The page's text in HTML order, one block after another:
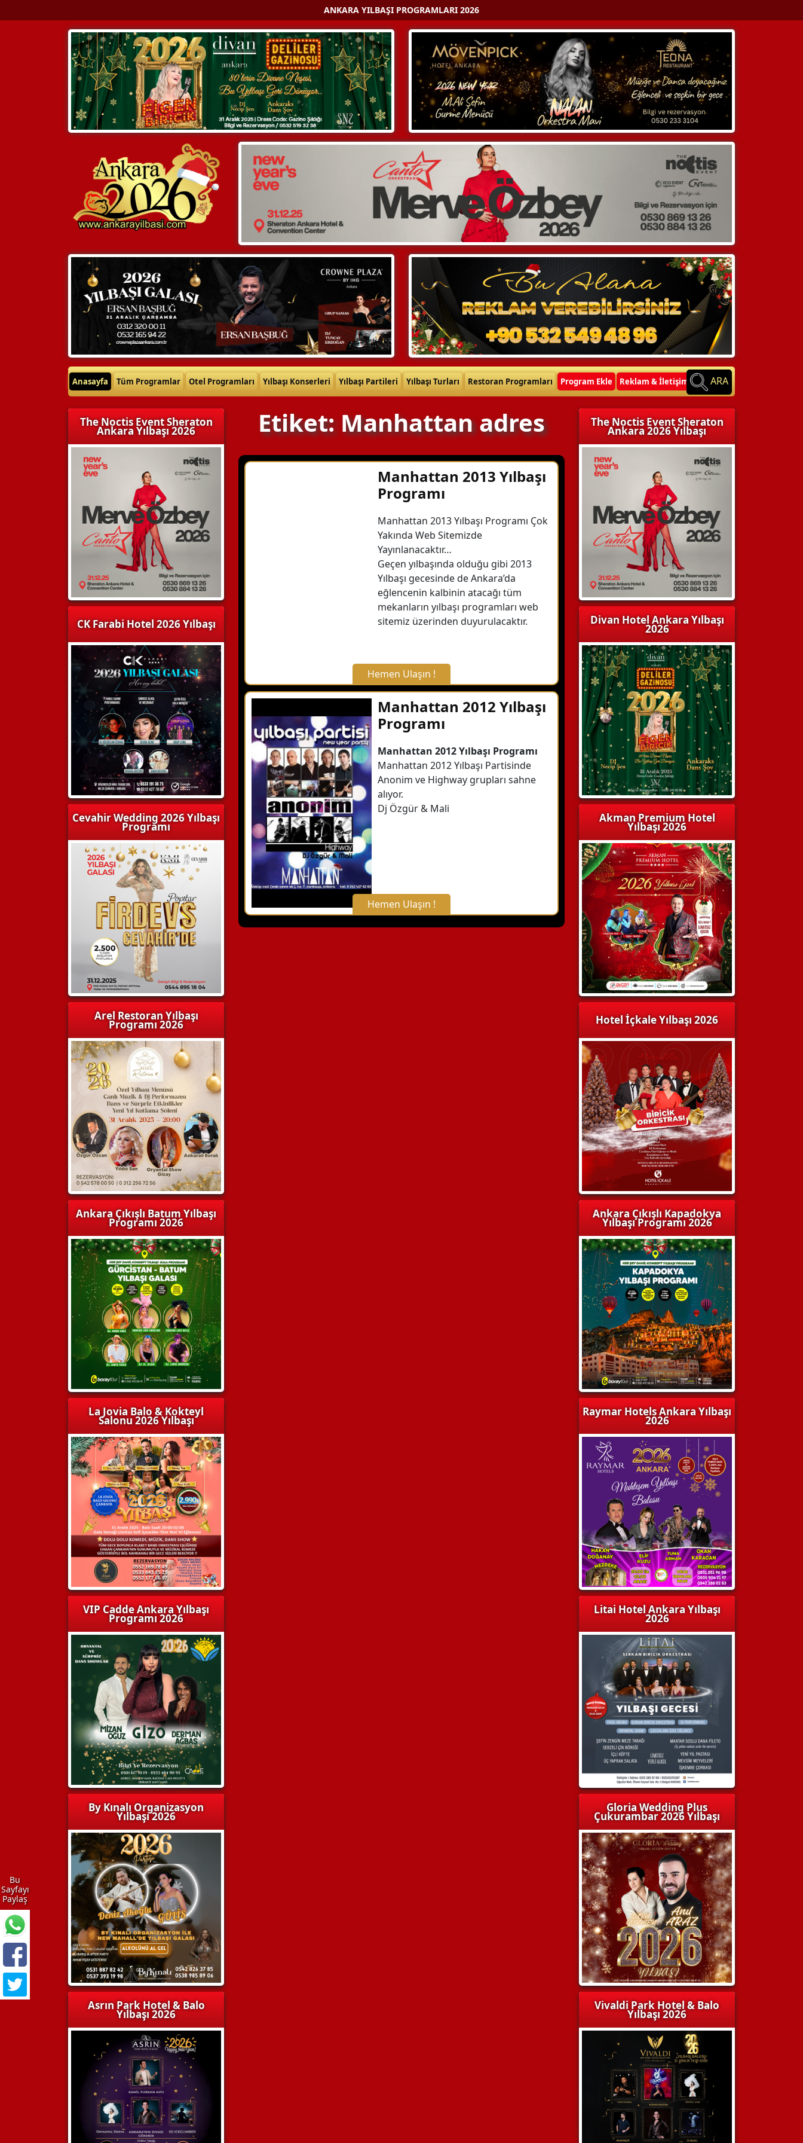
ANKARA YILBAŞI PROGRAMLARI 2026
Anasayfa Tüm Programlar Otel Programları Yılbaşı Konserleri Yılbaşı Partileri Yılbaşı Turları Restoran Programları Program Ekle Reklam & İletişim ARA
The Noctis Event Sheraton
Ankara Yılbaşı 2026
CK Farabi Hotel 2026 Yılbaşı
Cevahir Wedding 2026 Yılbaşı
Programı
Arel Restoran Yılbaşı
Programı 2026
Ankara Çıkışlı Batum Yılbaşı
Programı 2026
La Jovia Balo & Kokteyl
Salonu 2026 Yılbaşı
VIP Cadde Ankara Yılbaşı
Programı 2026
By Kınalı Organizasyon
Yılbaşı 2026
Asrın Park Hotel & Balo
Yılbaşı 2026
Etiket: Manhattan adres
Manhattan 2013 Yılbaşı
Programı
Manhattan 2013 Yılbaşı Programı Çok
Yakında Web Sitemizde
Yayınlanacaktır…
Geçen yılbaşında olduğu gibi 2013
Yılbaşı gecesinde de Ankara’da
eğlencenin kalbinin atacağı tüm
mekanların yılbaşı programları web
sitemiz üzerinden duyurulacaktır.
Hemen Ulaşın !
X Kapat
WhatsApp ile Bilgi Alın
Hemen Arayın
Detaylı Bilgi Alın
Manhattan 2012 Yılbaşı
Programı
Manhattan 2012 Yılbaşı Programı
Manhattan 2012 Yılbaşı Partisinde
Anonim ve Highway grupları sahne
alıyor.
Dj Özgür & Mali
Hemen Ulaşın !
X Kapat
The Noctis Event Sheraton
Ankara 2026 Yılbaşı
Divan Hotel Ankara Yılbaşı
2026
Akman Premium Hotel
Yılbaşı 2026
Hotel İçkale Yılbaşı 2026
Ankara Çıkışlı Kapadokya
Yılbaşı Programı 2026
Raymar Hotels Ankara Yılbaşı
2026
Litai Hotel Ankara Yılbaşı
2026
Gloria Wedding Plus
Çukurambar 2026 Yılbaşı
Vivaldi Park Hotel & Balo
Yılbaşı 2026
Bu
Sayfayı
Paylaş